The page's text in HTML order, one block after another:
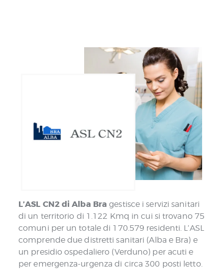
L’ASL CN2 di Alba Bra gestisce i servizi sanitari
di un territorio di 1.122 Kmq in cui si trovano 75
comuni per un totale di 170.579 residenti. L’ASL
comprende due distretti sanitari (Alba e Bra) e
un presidio ospedaliero (Verduno) per acuti e
per emergenza-urgenza di circa 300 posti letto.